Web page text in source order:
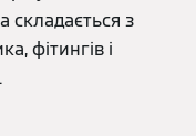
складається з
фітингів і